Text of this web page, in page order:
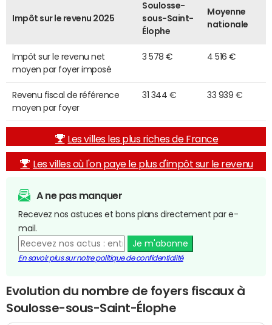
Impôt sur le revenu 2025
Soulosse-
sous-Saint-
Élophe
Moyenne
nationale
Impôt sur le revenu net
moyen par foyer imposé
3 578 € 4 516 €
Revenu fiscal de référence
moyen par foyer
31 344 € 33 939 €
Les villes les plus riches de France
Les villes où l'on paye le plus d'impôt sur le revenu
A ne pas manquer
Recevez nos astuces et bons plans directement par e-
mail.
Je m'abonne
En savoir plus sur notre politique de confidentialité
Evolution du nombre de foyers fiscaux à
Soulosse-sous-Saint-Élophe